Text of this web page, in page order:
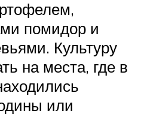
помидор и
Культуру
на места, где в
или